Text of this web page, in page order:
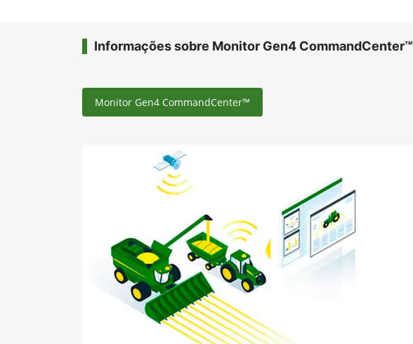
Informações sobre Monitor Gen4 CommandCenter™
Monitor Gen4 CommandCenter™